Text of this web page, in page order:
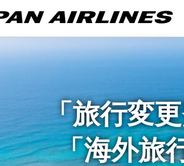
「旅行変
「海外旅